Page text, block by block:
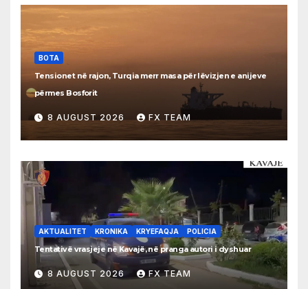
BOTA
Tensionet në rajon, Turqia merr masa për lëvizjen e anijeve
përmes Bosforit
8 AUGUST 2026 FX TEAM
AKTUALITET KRONIKA KRYEFAQJA POLICIA
Tentativë vrasjeje në Kavajë, në pranga autori i dyshuar
8 AUGUST 2026 FX TEAM